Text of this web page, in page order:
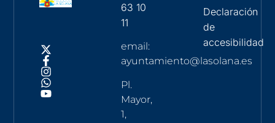
63 10
11
email:
ayuntamiento@lasolana.es
Pl.
Mayor,
1,
Declaración
de
accesibilidad